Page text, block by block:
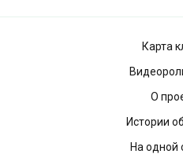
Карта
О
Истории
На одной